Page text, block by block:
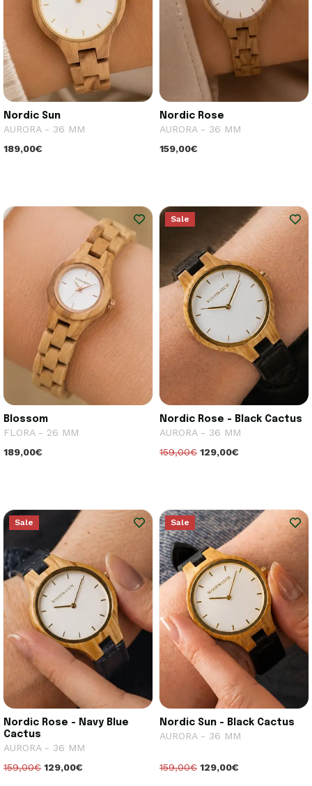
Nordic Sun
AURORA - 36 MM
189,00€
Nordic Rose
AURORA - 36 MM
159,00€
Blossom
FLORA - 26 MM
189,00€
Sale
Nordic Rose - Black Cactus
AURORA - 36 MM
159,00€ 129,00€
Sale
Nordic Rose - Navy Blue
Cactus
AURORA - 36 MM
159,00€ 129,00€
Sale
Nordic Sun - Black Cactus
AURORA - 36 MM
159,00€ 129,00€